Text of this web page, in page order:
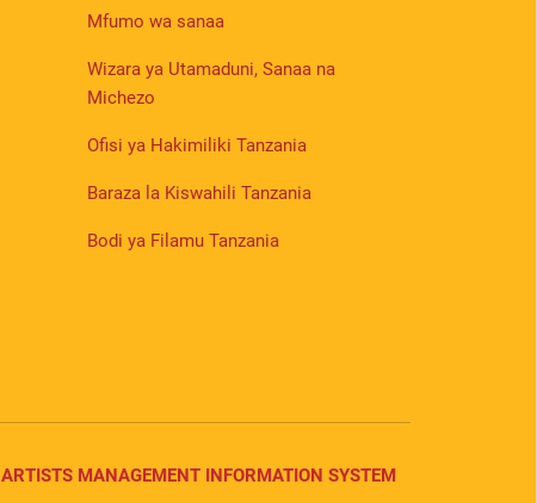
Mfumo wa sanaa
Wizara ya Utamaduni, Sanaa na
Michezo
Ofisi ya Hakimiliki Tanzania
Baraza la Kiswahili Tanzania
Bodi ya Filamu Tanzania
ARTISTS MANAGEMENT INFORMATION SYSTEM